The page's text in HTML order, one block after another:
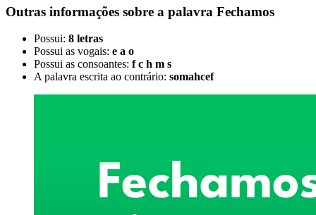
Outras informações sobre a palavra Fechamos
Possui: 8 letras
Possui as vogais: e a o
Possui as consoantes: f c h m s
A palavra escrita ao contrário: somahcef